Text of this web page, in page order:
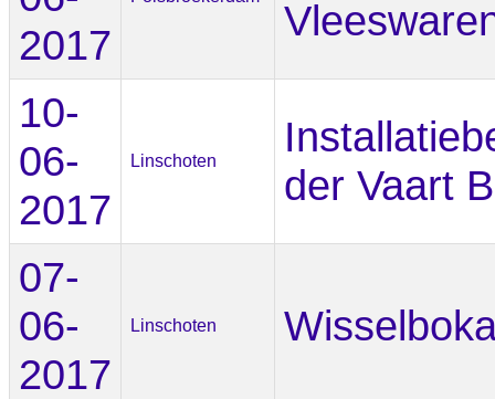
2017
10-
06-
2017
Linschoten
der Vaart
07-
06-
2017
Linschoten